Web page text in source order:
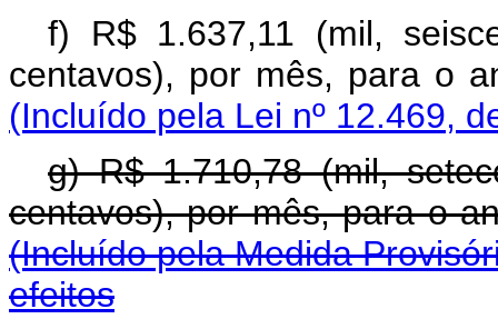
f) R$ 1.637,11 (mil,
centavos), por mês,
(Incluído pela Lei nº 12.469,
g) R$ 1.710,78 (mil,
centavos), por mês,
(Incluído pela Medida
efeitos